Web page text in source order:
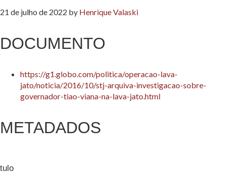
21 de julho de 2022 by Henrique Valaski
DOCUMENTO
https://g1.globo.com/politica/operacao-lava-
jato/noticia/2016/10/stj-arquiva-investigacao-sobre-
governador-tiao-viana-na-lava-jato.html
METADADOS